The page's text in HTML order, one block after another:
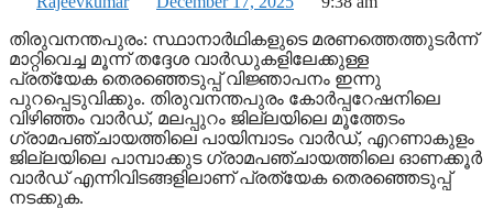
തിരുവനന്തപുരം: സ്ഥാനാര്‍ഥികളുടെ മരണത്തെത്തുടര്‍ന്ന്
മാറ്റിവെച്ച മൂന്ന് തദ്ദേശ വാര്‍ഡുകളിലേക്കുള്ള
പ്രത്യേക തെരഞ്ഞെടുപ്പ് വിജ്ഞാപനം ഇന്നു
പുറപ്പെടുവിക്കും. തിരുവനന്തപുരം കോര്‍പ്പറേഷനിലെ
വിഴിഞ്ഞം വാര്‍ഡ്, മലപ്പുറം ജില്ലയിലെ മൂത്തേടം
ഗ്രാമപഞ്ചായത്തിലെ പായിമ്പാടം വാര്‍ഡ്, എറണാകുളം
ജില്ലയിലെ പാമ്പാക്കുട ഗ്രാമപഞ്ചായത്തിലെ ഓണക്കൂര്‍
വാര്‍ഡ് എന്നിവിടങ്ങളിലാണ് പ്രത്യേക തെരഞ്ഞെടുപ്പ്
നടക്കുക.